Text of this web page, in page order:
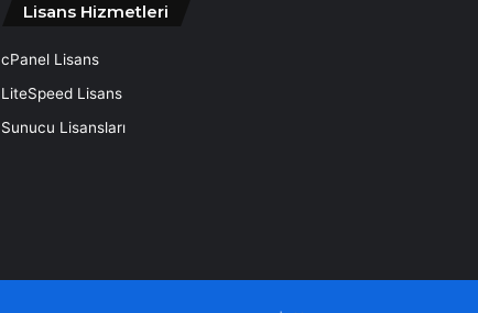
Lisans Hizmetleri
cPanel Lisans
LiteSpeed Lisans
Sunucu Lisansları